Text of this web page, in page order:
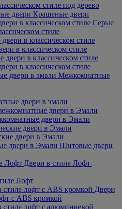
стиле под дерево
Крашеные двери
Серые
стиле
в классическом стиле
в классическом стиле
Межкомнатные
двери в эмали
двери в Эмали
двери в Эмали
Щитовые двери
Двери в стиле Лофт
Лофт
Двери
с ABS кромкой